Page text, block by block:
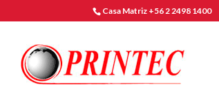
Casa Matriz +56 2 2498 1400